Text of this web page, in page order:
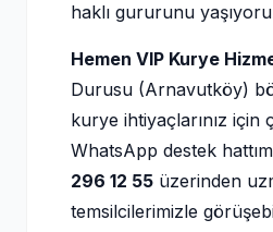
haklı gururunu
Hemen VIP Kurye
Durusu (Arnavutköy)
kurye ihtiyaçlarınız için
WhatsApp destek
296 12 55 üzerinden
temsilcilerimizle